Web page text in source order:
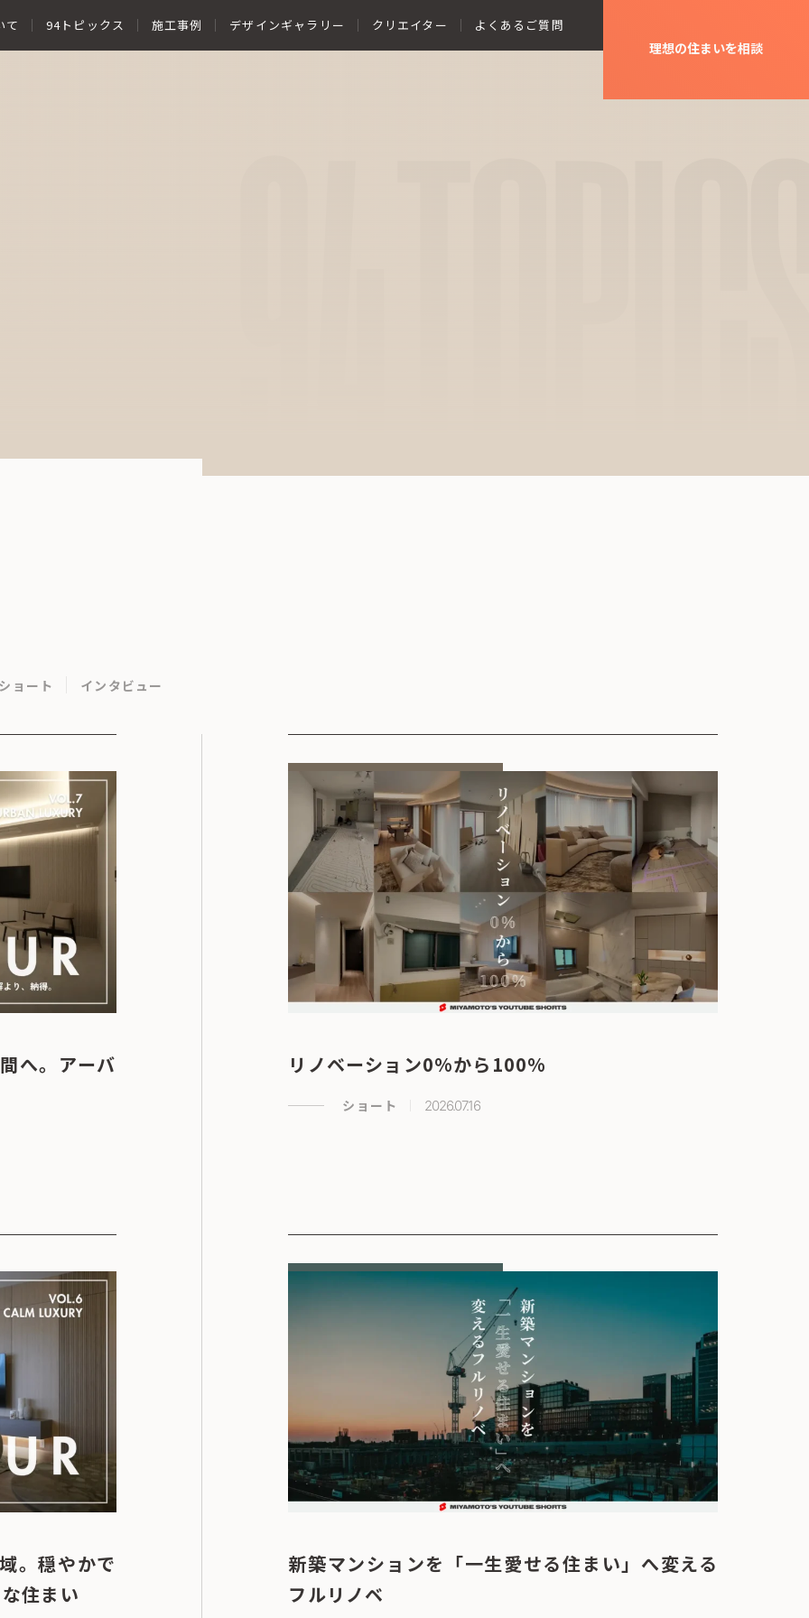
て 94トピックス 施工事例 デザインギャラリー クリエイター よくあるご質問
理想の住まいを相談
ョート インタビュー
へ。アーバ リノベーション0%から100%
ショート 2026.07.16
。穏やかで
住まい
新築マンションを「一生愛せる住まい」へ変える
フルリノベ